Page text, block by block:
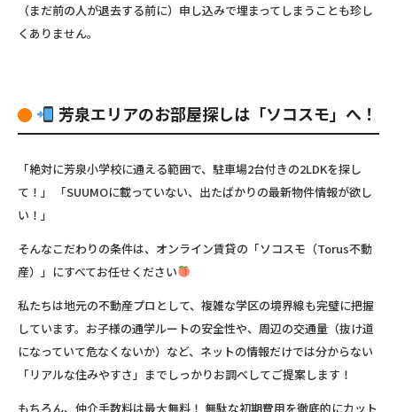
（まだ前の人が退去する前に）申し込みで埋まってしまうことも珍し
くありません。
芳泉エリアのお部屋探しは「ソコスモ」へ！
「絶対に芳泉小学校に通える範囲で、駐車場2台付きの2LDKを探し
て！」 「SUUMOに載っていない、出たばかりの最新物件情報が欲し
い！」
そんなこだわりの条件は、オンライン賃貸の「ソコスモ（Torus不動
産）」にすべてお任せください
私たちは地元の不動産プロとして、複雑な学区の境界線も完璧に把握
しています。お子様の通学ルートの安全性や、周辺の交通量（抜け道
になっていて危なくないか）など、ネットの情報だけでは分からない
「リアルな住みやすさ」までしっかりお調べしてご提案します！
もちろん、 仲介手数料は最大無料！ 無駄な初期費用を徹底的にカット